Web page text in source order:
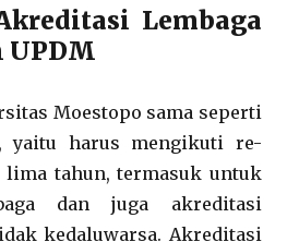
Lembaga
UPDM
Moestopo sama seperti
yaitu harus mengikuti re-
tahun, termasuk untuk
dan juga akreditasi
kedaluwarsa. Akreditasi